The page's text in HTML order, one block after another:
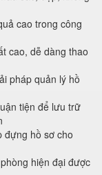
cao trong công
cao, dễ dàng thao
pháp quản lý hồ
tiện để lưu trữ
đựng hồ sơ cho
hiện đại được